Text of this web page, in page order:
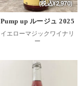
(税込¥2,970)
Pump up ルージュ 2025
イエローマジックワイナリ
ー